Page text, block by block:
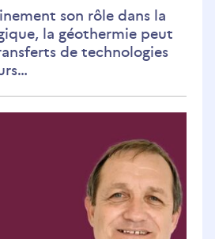
son rôle dans la
la géothermie peut
de technologies